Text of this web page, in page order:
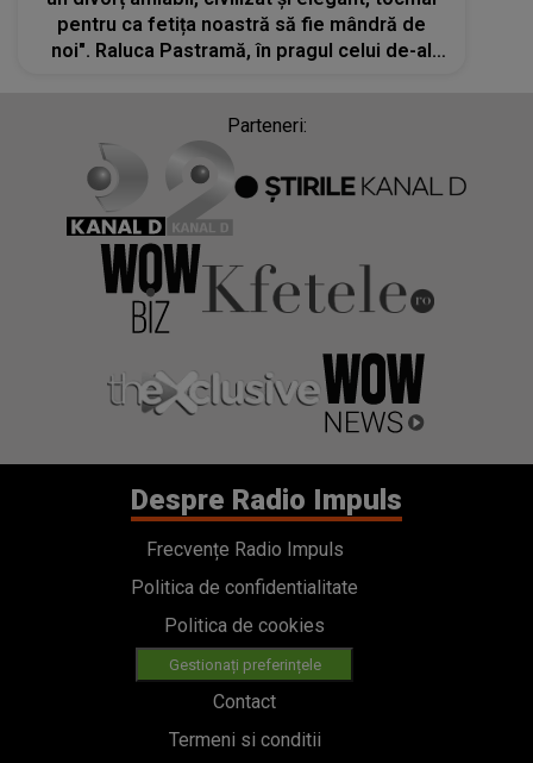
pentru ca fetița noastră să fie mândră de
noi". Raluca Pastramă, în pragul celui de-al
Parteneri:
Despre Radio Impuls
Frecvențe Radio Impuls
Politica de confidentialitate
Politica de cookies
Gestionați preferințele
Contact
Termeni si conditii